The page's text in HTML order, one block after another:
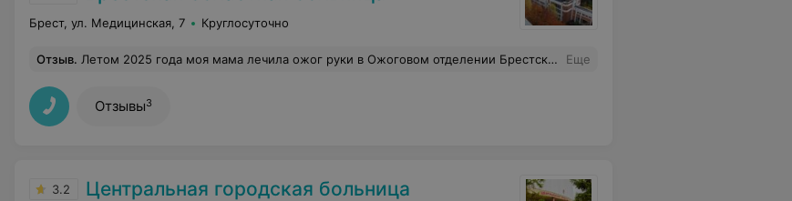
Брест, ул. Медицинская, 7 Круглосуточно
Отзыв. Летом 2025 года моя мама лечила ожог руки в Ожоговом отделении Брестской областной клинической больницы. Хочу выразить огромную благодарность зав. отделением Александру Дмитриевичу Семенюку, лечащим врачам и среднему и младшему медицинскому персоналу за профессионализм, понимание, принятие и самое главное качество врача - человечность и внимательное отношение к пожилым пациентам. Еще
Отзывы3
3.2 Центральная городская больница